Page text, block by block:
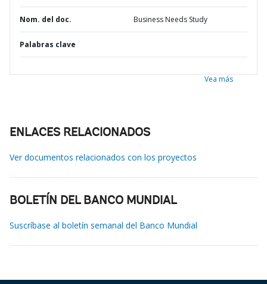
Nom. del doc. Business Needs Study
Palabras clave
Vea más
ENLACES RELACIONADOS
Ver documentos relacionados con los proyectos
BOLETÍN DEL BANCO MUNDIAL
Suscríbase al boletín semanal del Banco Mundial